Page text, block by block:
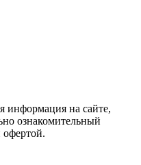
информация на сайте,
ознакомительный
офертой.